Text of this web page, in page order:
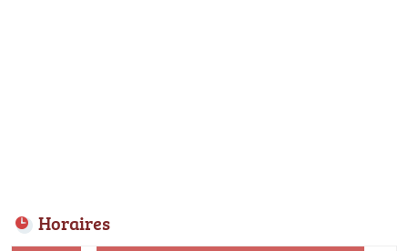
Horaires